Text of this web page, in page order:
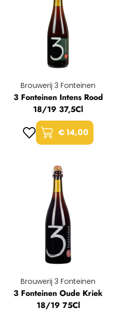
Brouwerij 3 Fonteinen
3 Fonteinen Intens Rood
18/19 37,5Cl
€ 14,00
Brouwerij 3 Fonteinen
3 Fonteinen Oude Kriek
18/19 75Cl